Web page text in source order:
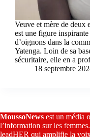
Veuve et mère de deux
est une figure
d’oignons dans la
Yatenga. Loin de sa
sécuritaire, elle en a
18 septembre
MoussoNews est un média
l’information sur les
leadHER qui amplifie la